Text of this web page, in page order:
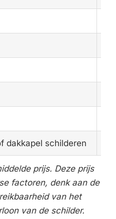
dakkapel schilderen
prijs. Deze prijs
factoren, denk aan de
van het
van de schilder.